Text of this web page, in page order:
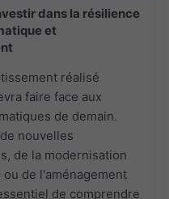
dans la résilience
et
réalisé
faire face aux
de demain.
nouvelles
de la modernisation
de l'aménagement
de comprendre